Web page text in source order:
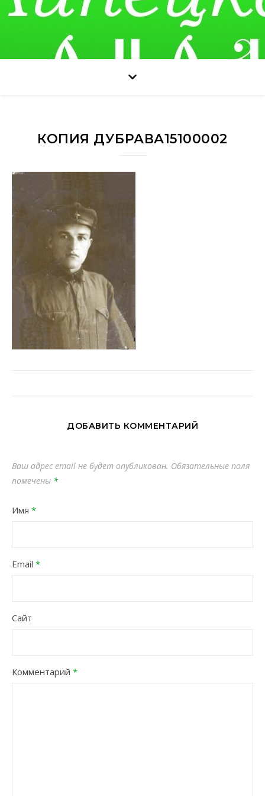
КОПИЯ ДУБРАВА15100002
ДОБАВИТЬ КОММЕНТАРИЙ
Ваш адрес email не будет опубликован. Обязательные поля
помечены *
Имя *
Email *
Сайт
Комментарий *